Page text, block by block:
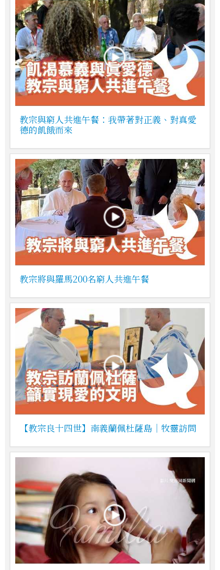
教宗與窮人共進午餐：我帶著對正義、對真愛
德的飢餓而來
教宗將與羅馬200名窮人共進午餐
【教宗良十四世】南義蘭佩杜薩島｜牧靈訪問